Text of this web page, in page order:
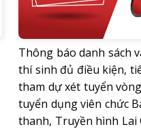
Thông báo danh sách
thí sinh đủ điều kiện,
tham dự xét tuyển
tuyển dụng viên chức
thanh, Truyền hình Lai